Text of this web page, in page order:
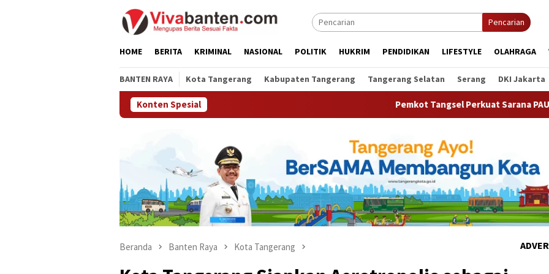
Pencarian
HOME BERITA KRIMINAL NASIONAL POLITIK HUKRIM PENDIDIKAN LIFESTYLE OLAHRAGA
BANTEN RAYA Kota Tangerang Kabupaten Tangerang Tangerang Selatan Serang DKI Jakarta
Konten Spesial Pemkot Tangsel Perkuat Sarana PAUD, Dorong
Beranda Banten Raya Kota Tangerang